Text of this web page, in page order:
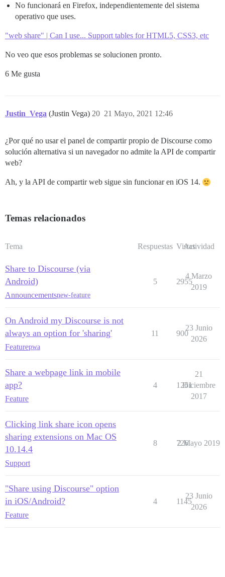
No funcionará en Firefox, independientemente del sistema
operativo que uses.
"web share" | Can I use... Support tables for HTML5, CSS3, etc
No veo que esos problemas se solucionen pronto.
6 Me gusta
Justin_Vega (Justin Vega) 21 Mayo, 2021 12:46
20
¿Por qué no usar el panel de compartir propio de Discourse como
solución alternativa si un navegador no admite la API de compartir
web?
Ah, y la API de compartir web sigue sin funcionar en iOS 14.
Temas relacionados
Tema Respuestas Vistas
Actividad
Share to Discourse (via
Android)
Announcementsnew-feature
5 2955
4 Marzo
2019
On Android my Discourse is not
always an option for 'sharing'
Featurepwa
11 900
23 Junio
2026
Share a webpage link in mobile
app?
Feature
4 1261
21
Diciembre
2017
Clicking link share icon opens
sharing extensions on Mac OS
10.14.4
Support
8 726
2 Mayo 2019
"Share using Discourse" option
in iOS/Android?
Feature
4 1145
23 Junio
2026